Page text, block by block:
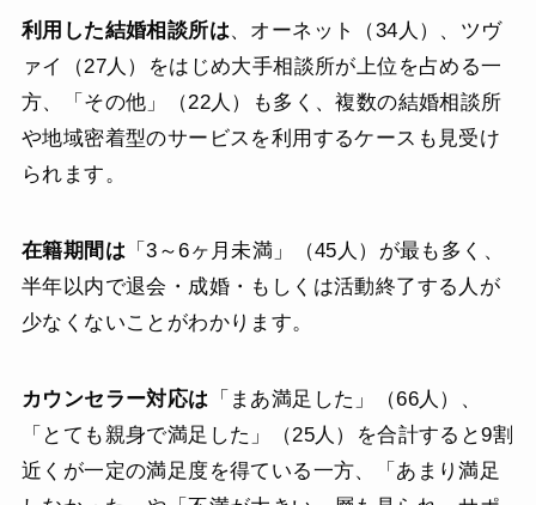
利用した結婚相談所は、オーネット（34人）、ツヴ
ァイ（27人）をはじめ大手相談所が上位を占める一
方、「その他」（22人）も多く、複数の結婚相談所
や地域密着型のサービスを利用するケースも見受け
られます。
在籍期間は「3～6ヶ月未満」（45人）が最も多く、
半年以内で退会・成婚・もしくは活動終了する人が
少なくないことがわかります。
カウンセラー対応は 「まあ満足した」（66人）、
「とても親身で満足した」（25人）を合計すると9割
近くが一定の満足度を得ている一方、「あまり満足